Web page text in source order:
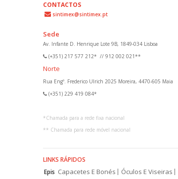
CONTACTOS
sintimex@sintimex.pt
Sede
Av. Infante D. Henrique Lote 9B, 1849-034 Lisboa
(+351) 217 577 212* // 912 002 021**
Norte
Rua Engº. Frederico Ulrich 2025 Moreira, 4470-605 Maia
(+351) 229 419 084*
*Chamada para a rede fixa nacional
** Chamada para rede móvel nacional
LINKS RÁPIDOS
Epis Capacetes E Bonés Óculos E Viseiras